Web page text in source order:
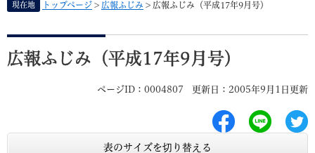
現在地 トップページ > 広報ふじみ > 広報ふじみ（平成17年9月号）
本
文
広報ふじみ（平成17年9月号）
ページID：0004807 更新日：2005年9月1日更新
表のサイズを切り替える